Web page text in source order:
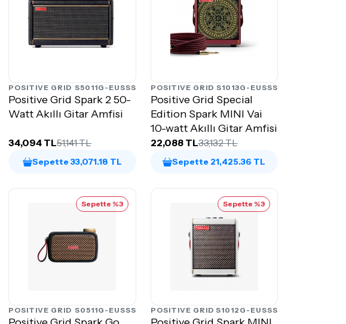
POSITIVE GRID S5011G-EUSSS
Positive Grid Spark 2 50-
Watt Akıllı Gitar Amfisi
34,094 TL51,141 TL
Sepette 33,071.18 TL
POSITIVE GRID S1013G-EUSSS
Positive Grid Special
Edition Spark MINI Vai
10-watt Akıllı Gitar Amfisi
22,088 TL33,132 TL
Sepette 21,425.36 TL
Sepette %3
POSITIVE GRID S0511G-EUSSS
Sepette %3
POSITIVE GRID S1012G-EUSSS